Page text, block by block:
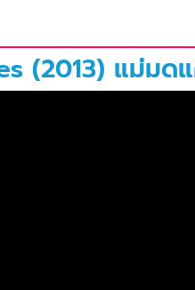
(2013) แม่มด